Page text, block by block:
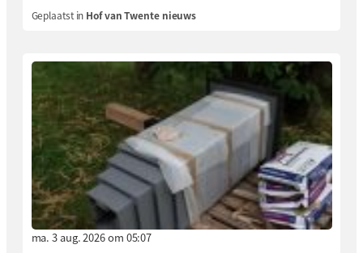
Geplaatst in Hof van Twente nieuws
ma. 3 aug. 2026 om 05:07